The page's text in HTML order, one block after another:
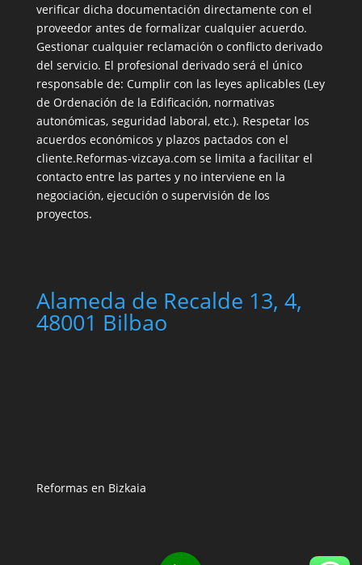
verificar dicha documentación directamente con el
proveedor antes de formalizar cualquier acuerdo.
Gestionar cualquier reclamación o conflicto derivado
del servicio. El profesional derivado será el único
responsable de: Cumplir con las leyes aplicables (Ley
de Ordenación de la Edificación, normativas
autonómicas, seguridad laboral, etc.). Respetar los
acuerdos económicos y plazos pactados con el
cliente.Reformas-vizcaya.com se limita a facilitar el
contacto entre las partes y no interviene en la
negociación, ejecución o supervisión de los
proyectos.
Alameda de Recalde 13, 4,
48001 Bilbao
Reformas en Bizkaia